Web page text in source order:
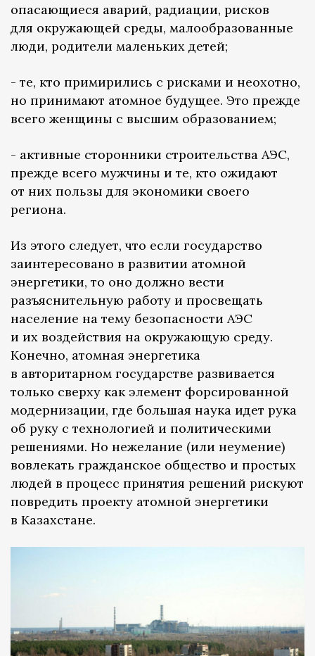
опасающиеся аварий, радиации, рисков
для окружающей среды, малообразованные
люди, родители маленьких детей;
- те, кто примирились с рисками и неохотно,
но принимают атомное будущее. Это прежде
всего женщины с высшим образованием;
- активные сторонники строительства АЭС,
прежде всего мужчины и те, кто ожидают
от них пользы для экономики своего
региона.
Из этого следует, что если государство
заинтересовано в развитии атомной
энергетики, то оно должно вести
разъяснительную работу и просвещать
население на тему безопасности АЭС
и их воздействия на окружающую среду.
Конечно, атомная энергетика
в авторитарном государстве развивается
только сверху как элемент форсированной
модернизации, где большая наука идет рука
об руку с технологией и политическими
решениями. Но нежелание (или неумение)
вовлекать гражданское общество и простых
людей в процесс принятия решений рискуют
повредить проекту атомной энергетики
в Казахстане.